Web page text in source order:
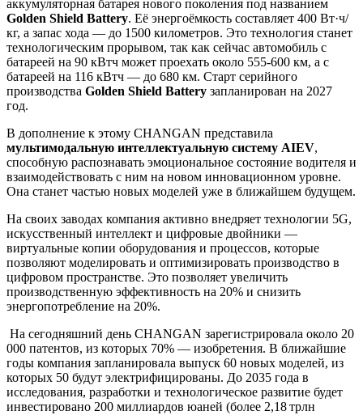
аккумуляторная батарея нового поколения под названием
Golden Shield Battery. Её энергоёмкость составляет 400 Вт·ч/
кг, а запас хода — до 1500 километров. Это технология станет
технологическим прорывом, так как сейчас автомобиль с
батареей на 90 кВтч может проехать около 555-600 км, а с
батареей на 116 кВтч — до 680 км. Старт серийного
производства Golden Shield Battery запланирован на 2027
год.
В дополнение к этому CHANGAN представила
мультимодальную интеллектуальную систему AIEV,
способную распознавать эмоциональное состояние водителя и
взаимодействовать с ним на новом инновационном уровне.
Она станет частью новых моделей уже в ближайшем будущем.
На своих заводах компания активно внедряет технологии 5G,
искусственный интеллект и цифровые двойники —
виртуальные копии оборудования и процессов, которые
позволяют моделировать и оптимизировать производство в
цифровом пространстве. Это позволяет увеличить
производственную эффективность на 20% и снизить
энергопотребление на 20%.
На сегодняшний день CHANGAN зарегистрировала около 20
000 патентов, из которых 70% — изобретения. В ближайшие
годы компания запланировала выпуск 60 новых моделей, из
которых 50 будут электрифицированы. До 2035 года в
исследования, разработки и технологическое развитие будет
инвестировано 200 миллиардов юаней (более 2,18 трлн